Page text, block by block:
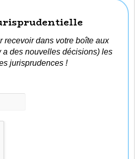
recevoir dans votre boîte aux
a des nouvelles décisions) les
jurisprudences !